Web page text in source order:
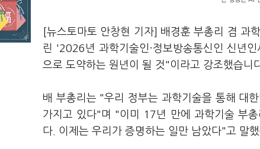
[뉴스토마토 안창현 기자] 배경훈 부총리 겸 과
린 '2026년 과학기술인·정보방송통신인 신년
으로 도약하는 원년이 될 것"이라고 강조했습니
배 부총리는 "우리 정부는 과학기술을 통해 대
가지고 있다"며 "이미 17년 만에 과학기술 부
다. 이제는 우리가 증명하는 일만 남았다"고 말했